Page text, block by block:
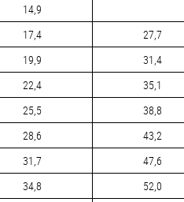
14,9
17,4
27,7
19,9 31,4
22,4 35,1
25,5 38,8
28,6 43,2
31,7 47,6
34,8 52,0